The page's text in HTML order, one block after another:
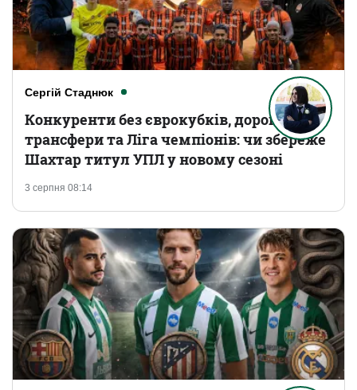
Сергій Стаднюк
3 серпня 08:14
Конкуренти без єврокубків, дорогі
трансфери та Ліга чемпіонів: чи збереже
Шахтар титул УПЛ у новому сезоні